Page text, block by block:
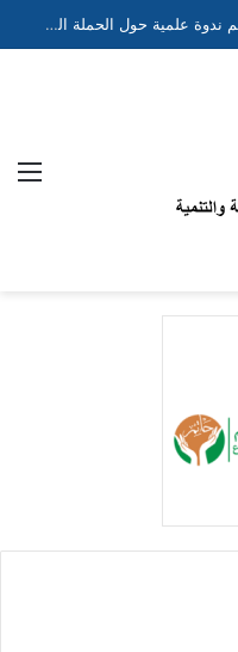
الجمعية الطبية العراقية الموحدة تنظم ندوة علمية حول الحملة الوطنية لتقليل وفيات الأطفال حديثي الولادة والخدج ضمن مشروع “نبضهم أملنا”